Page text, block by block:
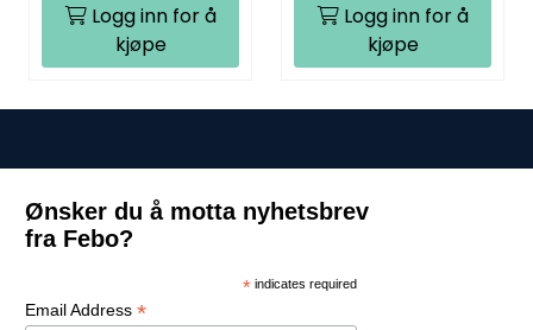
Logg inn for å
kjøpe
Logg inn for å
kjøpe
Ønsker du å motta nyhetsbrev
fra Febo?
* indicates required
Email Address *